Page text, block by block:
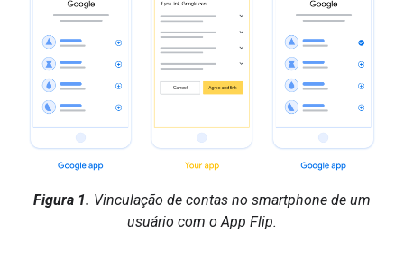
Figura 1. Vinculação de contas no smartphone de um
usuário com o App Flip.